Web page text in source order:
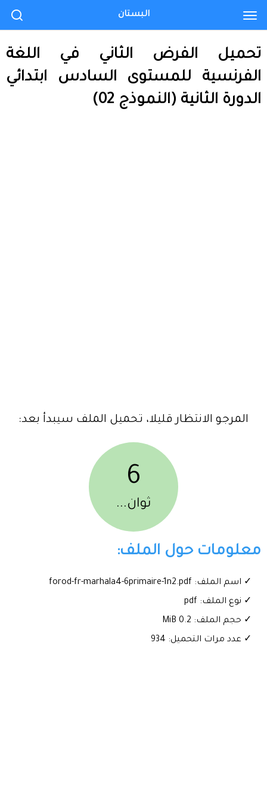
تحميل الفرض الثاني في اللغة
الفرنسية للمستوى السادس ابتدائي
الدورة الثانية (النموذج 02)
المرجو الانتظار قليلا، تحميل الملف سيبدأ بعد:
6
ثوان...
معلومات حول الملف:
✓ اسم الملف: forod-fr-marhala4-6primaire-1n2.pdf
✓ نوع الملف: pdf
✓ حجم الملف: 0.2 MiB
✓ عدد مرات التحميل: 934
البستان